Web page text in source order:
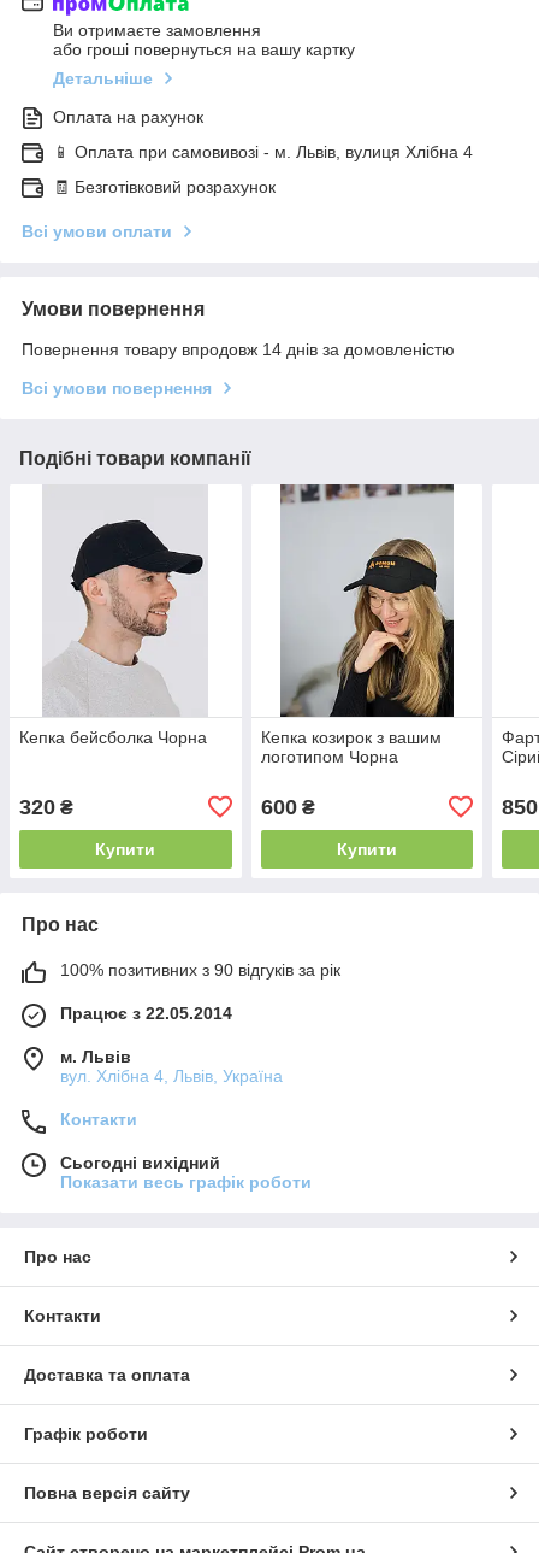
Ви отримаєте замовлення
або гроші повернуться на вашу картку
Детальніше
Оплата на рахунок
📱 Оплата при самовивозі - м. Львів, вулиця Хлібна 4
🧾 Безготівковий розрахунок
Всі умови оплати
Умови повернення
Повернення товару впродовж 14 днів за домовленістю
Всі умови повернення
Подібні товари компанії
Кепка бейсболка Чорна
320 ₴
Купити
Кепка козирок з вашим
логотипом Чорна
600₴
Купити
850
Про нас
100% позитивних з 90 відгуків за рік
Працює з 22.05.2014
м. Львів
вул. Хлібна 4, Львів, Україна
Контакти
Сьогодні вихідний
Показати весь графік роботи
Про нас
Контакти
Доставка та оплата
Графік роботи
Повна версія сайту